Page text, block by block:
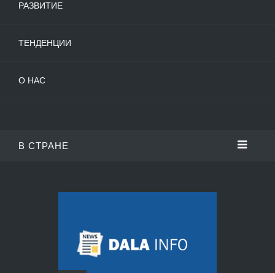
РАЗВИТИЕ
ТЕНДЕНЦИИ
О НАС
В СТРАНЕ